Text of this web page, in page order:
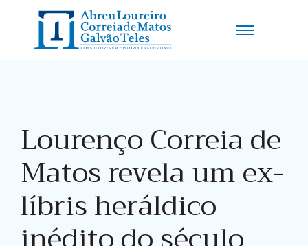
Lourenço Correia de
Matos revela um ex-
líbris heráldico